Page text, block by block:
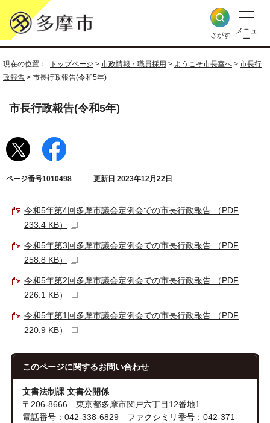
さがす
メニュ
ー
現在の位置： トップページ > 市政情報・職員採用 > ようこそ市長室へ > 市長行
政報告 > 市長行政報告(令和5年)
市長行政報告(令和5年)
ページ番号1010498 更新日 2023年12月22日
令和5年第4回多摩市議会定例会での市長行政報告 （PDF
233.4 KB）
令和5年第3回多摩市議会定例会での市長行政報告 （PDF
258.8 KB）
令和5年第2回多摩市議会定例会での市長行政報告 （PDF
226.1 KB）
令和5年第1回多摩市議会定例会での市長行政報告 （PDF
220.9 KB）
このページに関するお問い合わせ
文書法制課 文書公開係
〒206-8666 東京都多摩市関戸六丁目12番地1
電話番号：042-338-6829 ファクシミリ番号：042-371-